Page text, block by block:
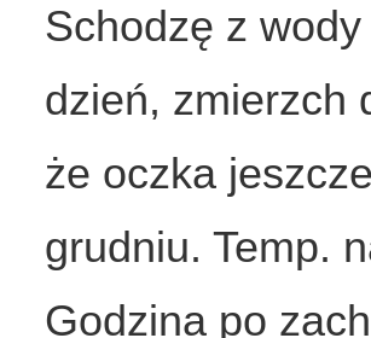
Schodzę z wody
dzień, zmierzch
że oczka
grudniu. Temp.
Godzina po